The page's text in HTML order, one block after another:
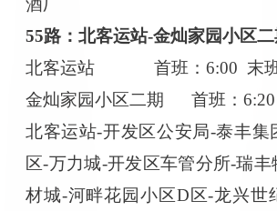
55路：北客运站-金灿家园小区二
北客运站
首班： 6:00 末
金灿家园小区二期
首班：
北客运站-开发区公安局-泰丰集
区-万力城-开发区车管分所-瑞丰
材城-河畔花园小区D区-龙兴世